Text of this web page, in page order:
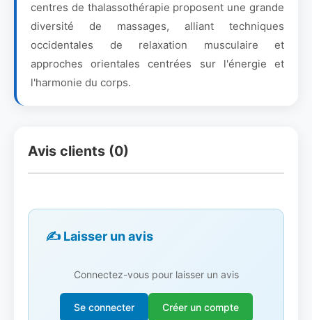
centres de thalassothérapie proposent une grande
diversité de massages, alliant techniques
occidentales de relaxation musculaire et
approches orientales centrées sur l'énergie et
l'harmonie du corps.
Avis clients (0)
✍️ Laisser un avis
Connectez-vous pour laisser un avis
Se connecter Créer un compte